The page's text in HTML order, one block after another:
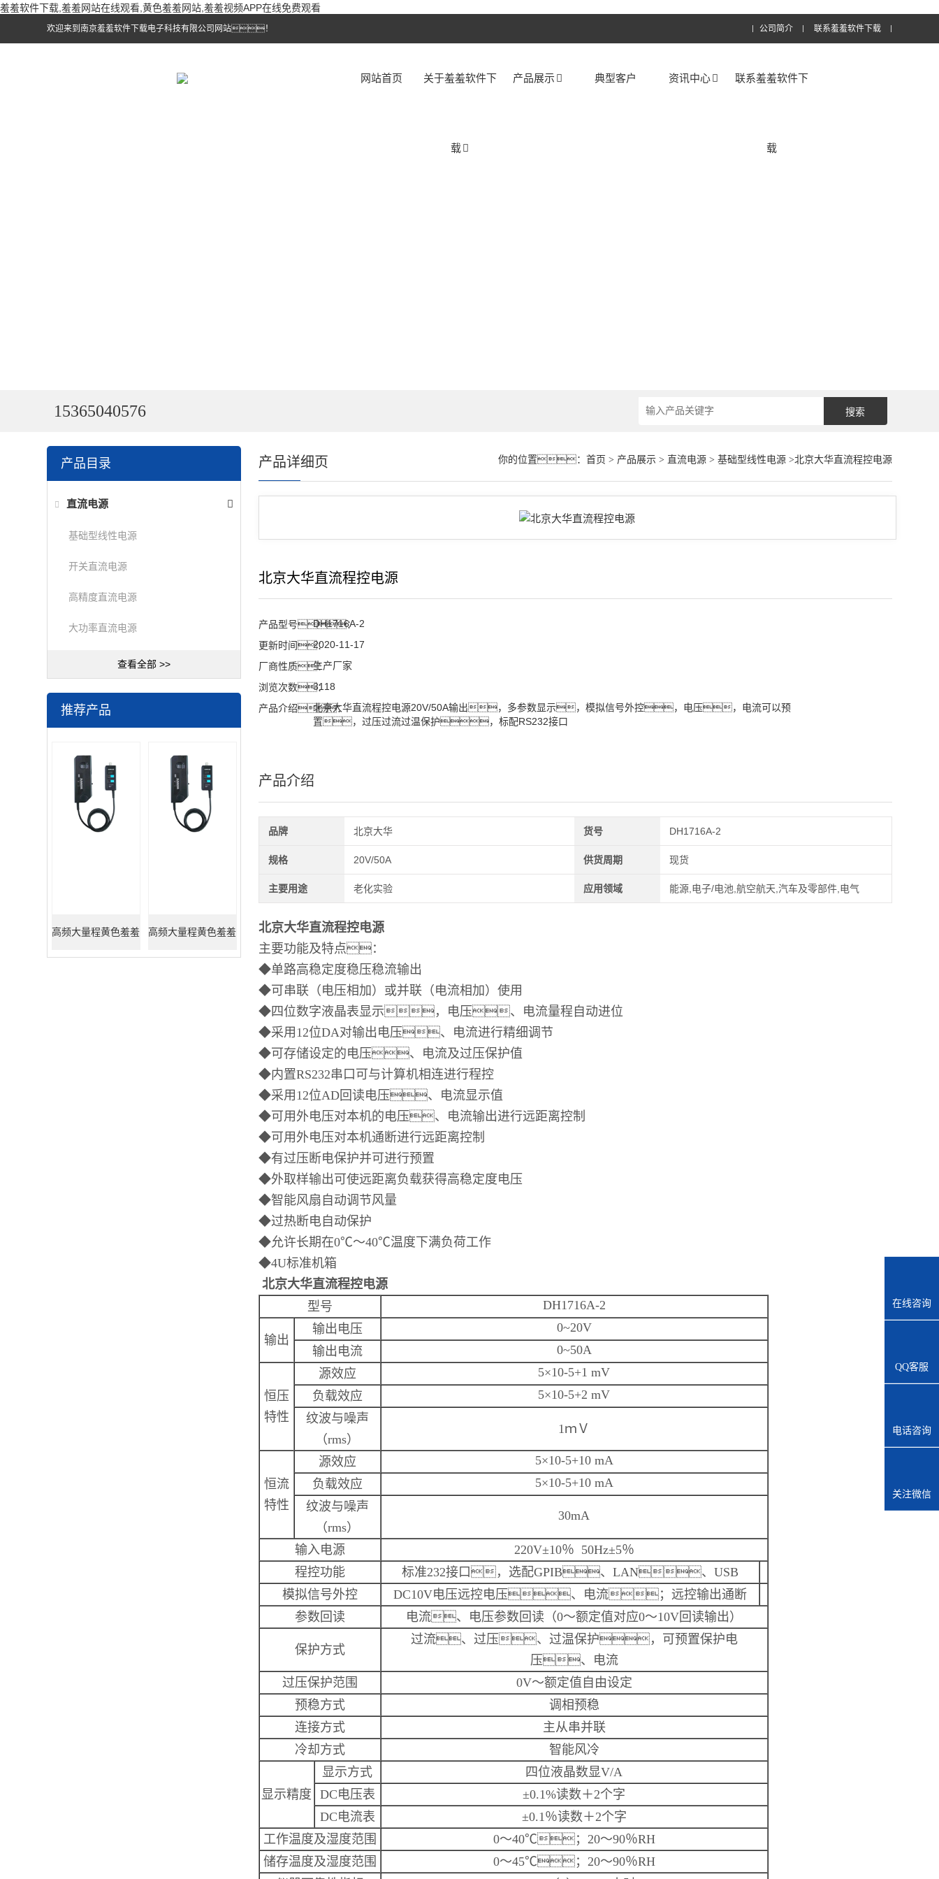
羞羞软件下载,羞羞网站在线观看,黄色羞羞网站,羞羞视频APP在线免费观看
欢迎来到南京羞羞软件下载电子科技有限公司网站！ 公司简介 联系羞羞软件下载
网站首页 关于羞羞软件下
载
产品展示 典型客户 资讯中心 联系羞羞软件下
载
15365040576
产品目录
直流电源
基础型线性电源
开关直流电源
高精度直流电源
大功率直流电源
查看全部 >>
推荐产品
高频大量程黄色羞羞 高频大量程黄色羞羞
你的位置： 首页 > 产品展示> 直流电源 > 基础型线性电源 >北京大华直流程控电源
产品详细页
北京大华直流程控电源
产品型号：
DH1716A-2
更新时间：2020-11-17
厂商性质：生产厂家
浏览次数：
3118
产品介绍：北京大华直流程控电源20V/50A输出，多参数显示，模拟信号外控，电压，电流可以预
置，过压过流过温保护，标配RS232接口
产品介绍
品牌 北京大华 货号 DH1716A-2
规格 20V/50A 供货周期 现货
主要用途 老化实验 应用领域 能源,电子/电池,航空航天,汽车及零部件,电气
北京大华直流程控电源
主要功能及特点：
◆单路高稳定度稳压稳流输出
◆可串联（电压相加）或并联（电流相加）使用
◆四位数字液晶表显示，电压、电流量程自动进位
◆采用 12位DA对输出电压、电流进行精细调节
◆可存储设定的电压、电流及过压保护值
◆内置RS232串口可与计算机相连进行程控
◆采用 12位AD回读电压、电流显示值
◆可用外电压对本机的电压、电流输出进行远距离控制
◆可用外电压对本机通断进行远距离控制
◆有过压断电保护并可进行预置
◆外取样输出可使远距离负载获得高稳定度电压
◆智能风扇自动调节风量
◆过热断电自动保护
◆允许长期在0℃～40℃温度下满负荷工作
◆4U标准机箱
北京大华直流程控电源
型号
DH1716A-2
输出
输出电压
0~20V
输出电流
0~50A
恒压
特性
源效应
5×10-5+1 mV
负载效应
5×10-5+2 mV
纹波与噪声
（rms）
1ｍＶ
恒流
特性
源效应
5×10-5+10 mA
负载效应
5×10-5+10 mA
纹波与噪声
（rms）
30mA
输入电源 220V±10％ 50Hz±5％
程控功能
标准232接口，选配GPIB、 LAN、 USB
模拟信号外控
DC10V电压远控电压、电流；远控输出通断
参数回读
电流、电压参数回读（0～额定值对应0～10V回读输出）
保护方式
过流、过压、过温保护，可预置保护电
压、电流
过压保护范围
0V～额定值自由设定
预稳方式
调相预稳
连接方式
主从串并联
冷却方式
智能风冷
显示精度
显示方式 四位液晶数显V/A
DC电压表 ±0.1%读数＋2个字
DC电流表 ±0.1％读数＋2个字
工作温度及湿度范围
0～40℃； 20～90％RH
储存温度及湿度范围
0～45℃； 20～90％RH
在线咨询
QQ客服
电话咨询
关注微信